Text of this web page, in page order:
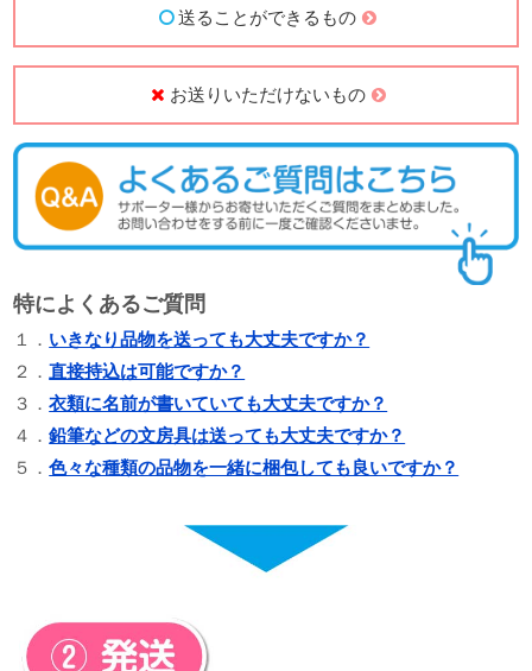
送ることができるもの
お送りいただけないもの
特によくあるご質問
１．いきなり品物を送っても大丈夫ですか？
２．直接持込は可能ですか？
３．衣類に名前が書いていても大丈夫ですか？
４．鉛筆などの文房具は送っても大丈夫ですか？
５．色々な種類の品物を一緒に梱包しても良いですか？